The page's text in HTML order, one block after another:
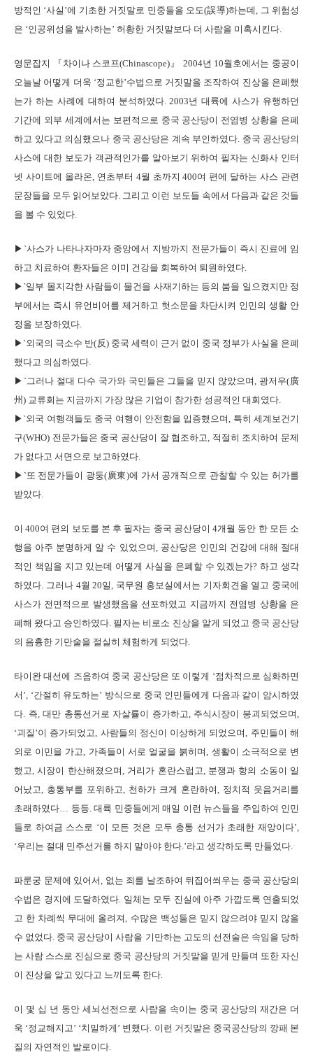
방적인 ‘사실’에 기초한 거짓말로 민중들을 오도(誤導)하는데, 그 위험성
은 ‘인공위성을 발사하는’ 허황한 거짓말보다 더 사람을 미혹시킨다.
영문잡지 『차이나 스코프(Chinascope)』 2004년 10월호에서는 중공이
오늘날 어떻게 더욱 ‘정교한’수법으로 거짓말을 조작하여 진상을 은폐했
는가 하는 사례에 대하여 분석하였다. 2003년 대륙에 사스가 유행하던
기간에 외부 세계에서는 보편적으로 중국 공산당이 전염병 상황을 은폐
하고 있다고 의심했으나 중국 공산당은 계속 부인하였다. 중국 공산당의
사스에 대한 보도가 객관적인가를 알아보기 위하여 필자는 신화사 인터
넷 사이트에 올라온, 연초부터 4월 초까지 400여 편에 달하는 사스 관련
문장들을 모두 읽어보았다. 그리고 이런 보도들 속에서 다음과 같은 것들
을 볼 수 있었다.
▶`사스가 나타나자마자 중앙에서 지방까지 전문가들이 즉시 진료에 임
하고 치료하여 환자들은 이미 건강을 회복하여 퇴원하였다.
▶`일부 몰지각한 사람들이 물건을 사재기하는 등의 붐을 일으켰지만 정
부에서는 즉시 유언비어를 제거하고 헛소문을 차단시켜 인민의 생활 안
정을 보장하였다.
▶`외국의 극소수 반(反) 중국 세력이 근거 없이 중국 정부가 사실을 은폐
했다고 의심하였다.
▶`그러나 절대 다수 국가와 국민들은 그들을 믿지 않았으며, 광저우(廣
州) 교류회는 지금까지 가장 많은 기업이 참가한 성공적인 대회였다.
▶`외국 여행객들도 중국 여행이 안전함을 입증했으며, 특히 세계보건기
구(WHO) 전문가들은 중국 공산당이 잘 협조하고, 적절히 조치하여 문제
가 없다고 서면으로 보고하였다.
▶`또 전문가들이 광둥(廣東)에 가서 공개적으로 관찰할 수 있는 허가를
받았다.
이 400여 편의 보도를 본 후 필자는 중국 공산당이 4개월 동안 한 모든 소
행을 아주 분명하게 알 수 있었으며, 공산당은 인민의 건강에 대해 절대
적인 책임을 지고 있는데 어떻게 사실을 은폐할 수 있겠는가? 하고 생각
하였다. 그러나 4월 20일, 국무원 홍보실에서는 기자회견을 열고 중국에
사스가 전면적으로 발생했음을 선포하였고 지금까지 전염병 상황을 은
폐해 왔다고 승인하였다. 필자는 비로소 진상을 알게 되었고 중국 공산당
의 음흉한 기만술을 절실히 체험하게 되었다.
타이완 대선에 즈음하여 중국 공산당은 또 이렇게 ‘점차적으로 심화하면
서’, ‘간절히 유도하는’ 방식으로 중국 인민들에게 다음과 같이 암시하였
다. 즉, 대만 총통선거로 자살률이 증가하고, 주식시장이 붕괴되었으며,
‘괴질’이 증가되었고, 사람들의 정신이 이상하게 되었으며, 주민들이 해
외로 이민을 가고, 가족들이 서로 얼굴을 붉히며, 생활이 소극적으로 변
했고, 시장이 한산해졌으며, 거리가 혼란스럽고, 분쟁과 항의 소동이 일
어났고, 총통부를 포위하고, 천하가 크게 혼란하여, 정치적 웃음거리를
초래하였다… 등등. 대륙 민중들에게 매일 이런 뉴스들을 주입하여 인민
들로 하여금 스스로 ‘이 모든 것은 모두 총통 선거가 초래한 재앙이다’,
‘우리는 절대 민주선거를 하지 말아야 한다.’라고 생각하도록 만들었다.
파룬궁 문제에 있어서, 없는 죄를 날조하여 뒤집어씌우는 중국 공산당의
수법은 경지에 도달하였다. 일체는 모두 진실에 아주 가깝도록 연출되었
고 한 차례씩 무대에 올려져, 수많은 백성들은 믿지 않으려야 믿지 않을
수 없었다. 중국 공산당이 사람을 기만하는 고도의 선전술은 속임을 당하
는 사람 스스로 진심으로 중국 공산당의 거짓말을 믿게 만들며 또한 자신
이 진상을 알고 있다고 느끼도록 한다.
이 몇 십 년 동안 세뇌선전으로 사람을 속이는 중국 공산당의 재간은 더
욱 ‘정교해지고’ ‘치밀하게’ 변했다. 이런 거짓말은 중국공산당의 깡패 본
질의 자연적인 발로이다.